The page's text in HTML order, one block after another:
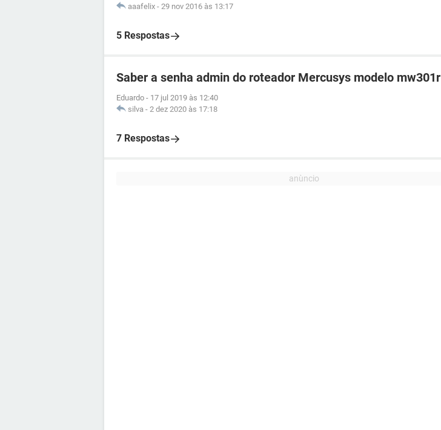
aaafelix - 29 nov 2016 às 13:17
5 Respostas
Saber a senha admin do roteador Mercusys modelo mw301r
Eduardo - 17 jul 2019 às 12:40
silva - 2 dez 2020 às 17:18
7 Respostas